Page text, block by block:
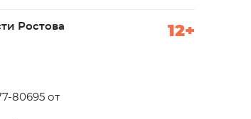
Ростова 12+
80695 от